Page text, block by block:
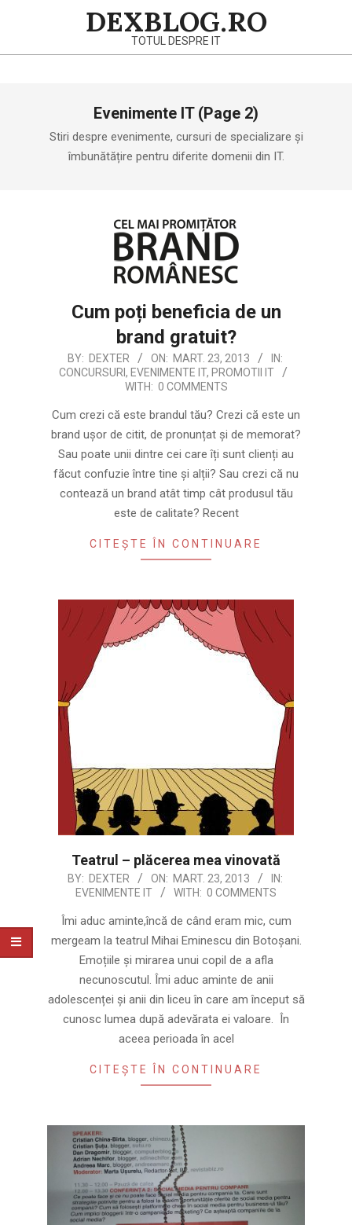
DEXBLOG.RO
TOTUL DESPRE IT
Evenimente IT (Page 2)
Stiri despre evenimente, cursuri de specializare și
îmbunătățire pentru diferite domenii din IT.
Cum poți beneficia de un
brand gratuit?
2013-
03-
BY: DEXTER ON: MART. 23, 2013
IN:
CONCURSURI , EVENIMENTE IT, PROMOTII IT
WITH: 0 COMMENTS
Cum crezi că este brandul tău? Crezi că este un
brand ușor de citit, de pronunțat și de memorat?
Sau poate unii dintre cei care îți sunt clienți au
făcut confuzie între tine și alții? Sau crezi că nu
contează un brand atât timp cât produsul tău
este de calitate? Recent
CITEȘTE ÎN CONTINUARE
Teatrul – plăcerea mea vinovată
2013-BY: DEXTER ON: MART. 23, 2013
IN:
EVENIMENTE IT
WITH: 0 COMMENTS
Îmi aduc aminte,încă de când eram mic, cum
mergeam la teatrul Mihai Eminescu din Botoșani.
Emoțiile și mirarea unui copil de a afla
necunoscutul. Îmi aduc aminte de anii
adolescenței și anii din liceu în care am început să
cunosc lumea după adevărata ei valoare. În
aceea perioada în acel
CITEȘTE ÎN CONTINUARE